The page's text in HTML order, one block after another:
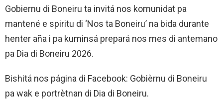
Gobiernu di Boneiru ta invitá nos komunidat pa
mantené e spiritu di ‘Nos ta Boneiru’ na bida durante
henter aña i pa kuminsá prepará nos mes di antemano
pa Dia di Boneiru 2026.
Bishitá nos página di Facebook: Gobièrnu di Boneiru
pa wak e portrètnan di Dia di Boneiru.